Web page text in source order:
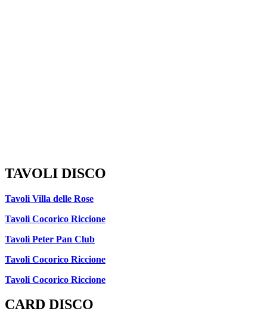
TAVOLI DISCO
Tavoli Villa delle Rose
Tavoli Cocorico Riccione
Tavoli Peter Pan Club
Tavoli Cocorico Riccione
Tavoli Cocorico Riccione
CARD DISCO